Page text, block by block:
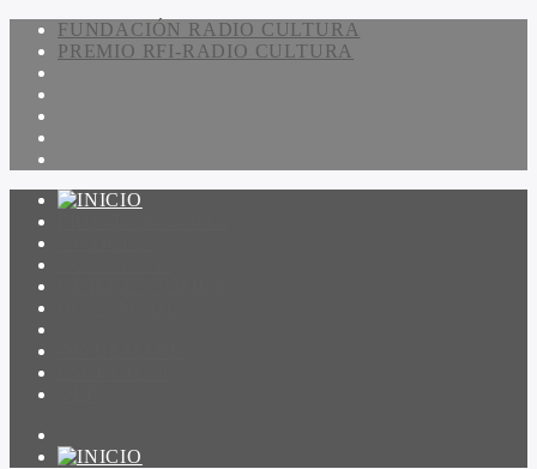
FUNDACIÓN RADIO CULTURA
PREMIO RFI-RADIO CULTURA